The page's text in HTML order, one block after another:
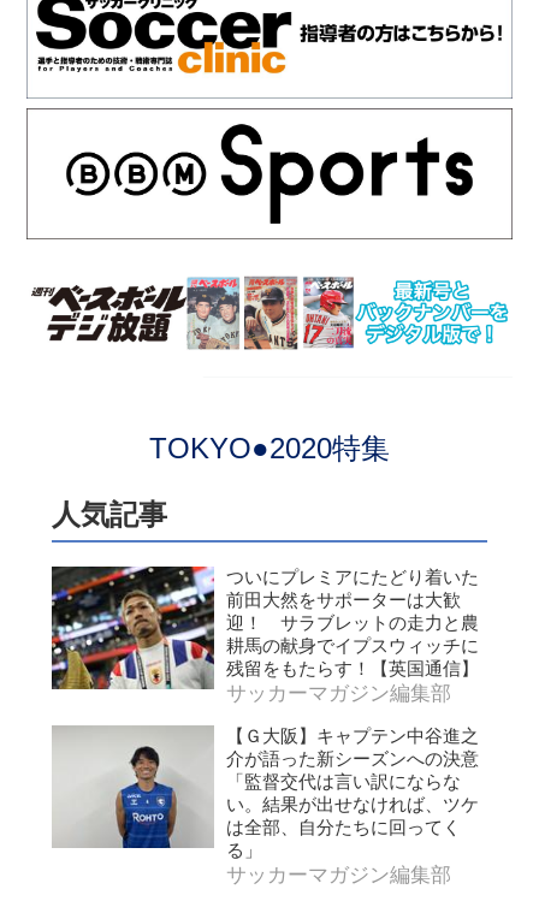
TOKYO●2020特集
人気記事
ついにプレミアにたどり着いた
前田大然をサポーターは大歓
迎！ サラブレットの走力と農
耕馬の献身でイプスウィッチに
残留をもたらす！【英国通信】
サッカーマガジン編集部
【Ｇ大阪】キャプテン中谷進之
介が語った新シーズンへの決意
「監督交代は言い訳にならな
い。結果が出せなければ、ツケ
は全部、自分たちに回ってく
る」
サッカーマガジン編集部